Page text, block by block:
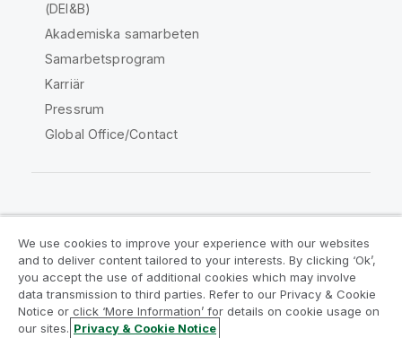
(DEI&B)
Akademiska samarbeten
Samarbetsprogram
Karriär
Pressrum
Global Office/Contact
Juridiska avtal
Produktvillkor
Legal Policies
Legal Policies
Användningsvillkor
Varumärken
We use cookies to improve your experience with our websites
and to deliver content tailored to your interests. By clicking ‘Ok’,
you accept the use of additional cookies which may involve
data transmission to third parties. Refer to our Privacy & Cookie
Notice or click ‘More Information’ for details on cookie usage on
our sites. Privacy & Cookie Notice